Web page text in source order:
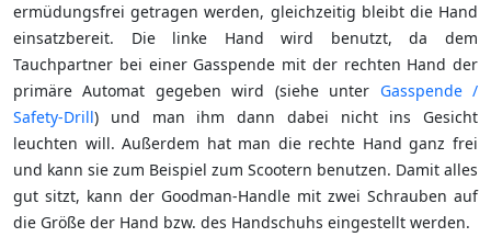
ermüdungsfrei getragen werden, gleichzeitig bleibt die Hand
einsatzbereit. Die linke Hand wird benutzt, da dem
Tauchpartner bei einer Gasspende mit der rechten Hand der
primäre Automat gegeben wird (siehe unter Gasspende /
Safety-Drill) und man ihm dann dabei nicht ins Gesicht
leuchten will. Außerdem hat man die rechte Hand ganz frei
und kann sie zum Beispiel zum Scootern benutzen. Damit alles
gut sitzt, kann der Goodman-Handle mit zwei Schrauben auf
die Größe der Hand bzw. des Handschuhs eingestellt werden.